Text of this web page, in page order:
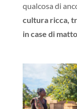
qualcosa di
cultura ricca,
in case di